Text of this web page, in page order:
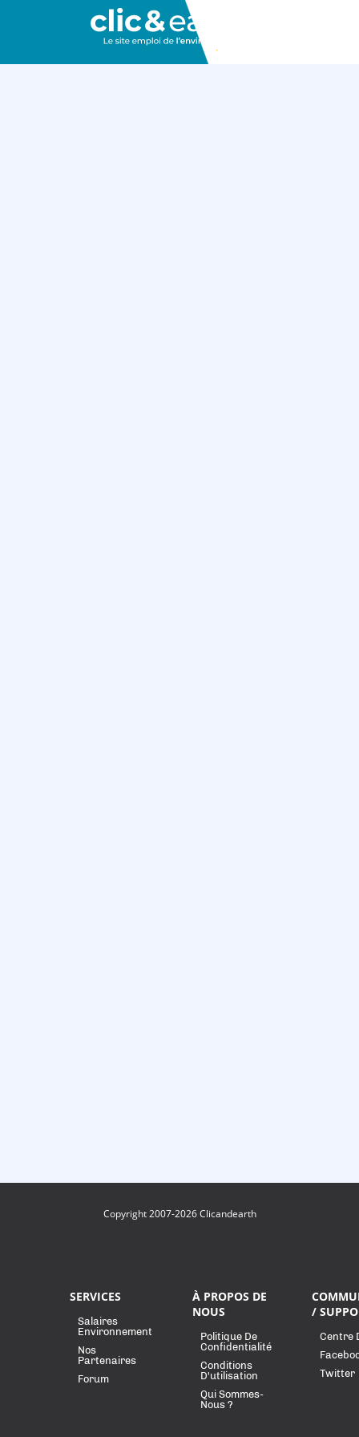
Copyright 2007-2026 Clicandearth
SERVICES
Salaires
Environnement
Nos
Partenaires
Forum
À PROPOS DE
NOUS
Politique De
Confidentialité
Conditions
D'utilisation
Qui Sommes-
Nous ?
/
Centre
Twitter